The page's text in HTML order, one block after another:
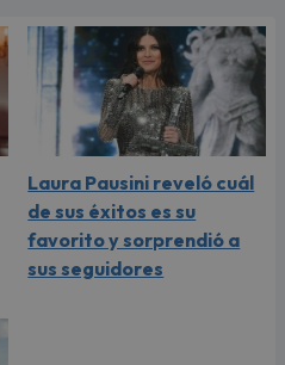
Laura Pausini reveló cuál
de sus éxitos es su
favorito y sorprendió a
sus seguidores